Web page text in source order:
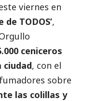
viernes en
de TODOS’,
ceniceros
, con el
sobre
las colillas y